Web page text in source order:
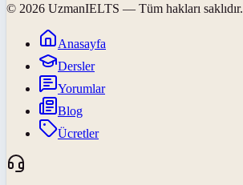
© 2026 UzmanIELTS — Tüm hakları saklıdır.
Anasayfa
Dersler
Yorumlar
Blog
Ücretler